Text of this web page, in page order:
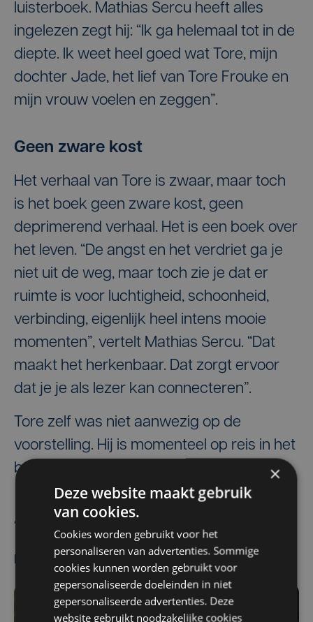
luisterboek. Mathias Sercu heeft alles
ingelezen zegt hij: “Ik ga helemaal tot in de
diepte. Ik weet heel goed wat Tore, mijn
dochter Jade, het lief van Tore Frouke en
mijn vrouw voelen en zeggen”.
Geen zware kost
Het verhaal van Tore is zwaar, maar toch
is het boek geen zware kost, geen
deprimerend verhaal. Het is een boek over
het leven. “De angst en het verdriet ga je
niet uit de weg, maar toch zie je dat er
ruimte is voor luchtigheid, schoonheid,
verbinding, eigenlijk heel intens mooie
momenten”, vertelt Mathias Sercu. “Dat
maakt het herkenbaar. Dat zorgt ervoor
dat je je als lezer kan connecteren”.
Tore zelf was niet aanwezig op de
voorstelling. Hij is momenteel op reis in het
buitenland.
Stefaan Six
Meest gelezen
×
Deze website maakt gebruik
van cookies.
Cookies worden gebruikt voor het
personaliseren van advertenties. Sommige
cookies kunnen worden gebruikt voor
gepersonaliseerde doeleinden in niet
gepersonaliseerde advertenties. Deze
website gebruikt noodzakelijke cookies